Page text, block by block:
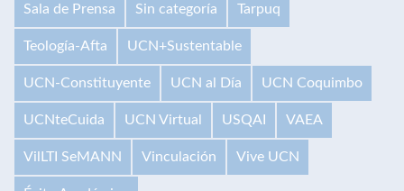
Sala de Prensa Sin categoría Tarpuq
Teología-Afta UCN+Sustentable
UCN-Constituyente UCN al Día UCN Coquimbo
UCNteCuida UCN Virtual USQAI VAEA
VilLTI SeMANN Vinculación Vive UCN